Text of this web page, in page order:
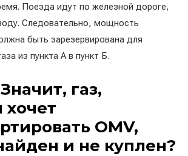
Поезда идут по железной дороге,
Следовательно, мощность
быть зарезервирована для
из пункта А в пункт Б.
газ,
хочет
OMV,
и не куплен?